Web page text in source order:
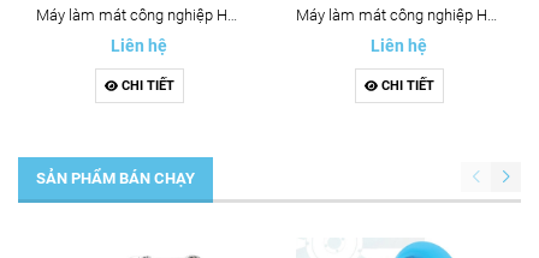
Máy làm mát công nghiệp HN35H
Liên hệ
CHI TIẾT
Máy làm mát công nghiệp HN35H
Liên hệ
CHI TIẾT
SẢN PHẨM BÁN CHẠY